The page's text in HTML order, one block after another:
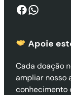
Facebook WhatsApp
Apoie
Cada doação
ampliar nosso
conhecimento